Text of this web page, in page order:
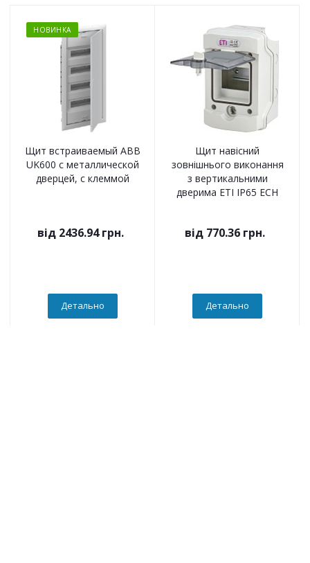
НОВИНКА
Щит встраиваемый ABB
UK600 с металлической
дверцей, с клеммой
від 2436.94 грн.
Детально
Щит навісний
зовнішнього виконання
з вертикальними
дверима ETI IP65 ECH
від 770.36 грн.
Детально